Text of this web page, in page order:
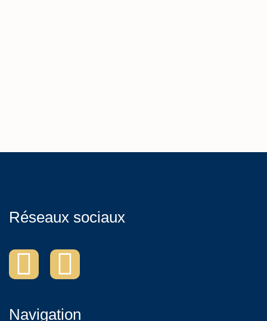
Réseaux sociaux
Navigation